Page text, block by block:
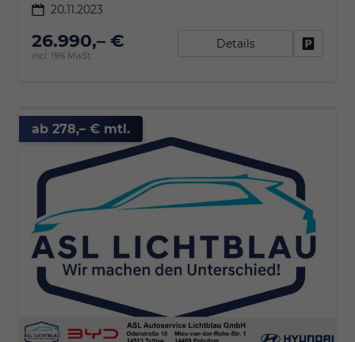
20.11.2023
26.990,– €
incl. 19% MwSt.
Details
ab 278,– € mtl.